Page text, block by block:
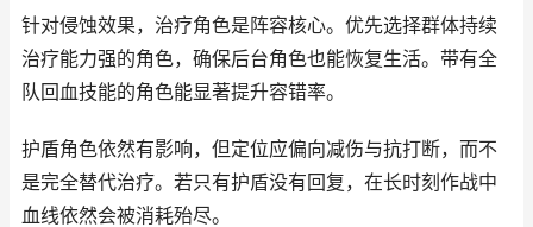
针对侵蚀效果，治疗角色是阵容核心。优先选择群体持续
治疗能力强的角色，确保后台角色也能恢复生活。带有全
队回血技能的角色能显著提升容错率。
护盾角色依然有影响，但定位应偏向减伤与抗打断，而不
是完全替代治疗。若只有护盾没有回复，在长时刻作战中
血线依然会被消耗殆尽。